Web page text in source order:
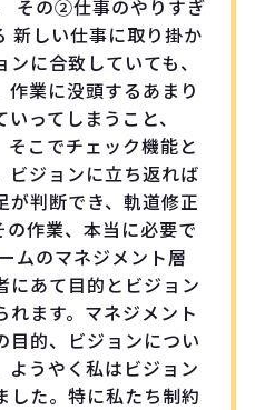
その②仕事のやりすぎ
新しい仕事に取り掛か
に合致していても、
作業に没頭するあまり
ってしまうこと、
こでチェック機能と
ビジョンに立ち返れば
が判断でき、軌道修正
の作業、本当に必要で
ムのマネジメント層
にあて目的とビジョン
れます。マネジメント
目的、ビジョンについ
ようやく私はビジョン
した。特に私たち制約